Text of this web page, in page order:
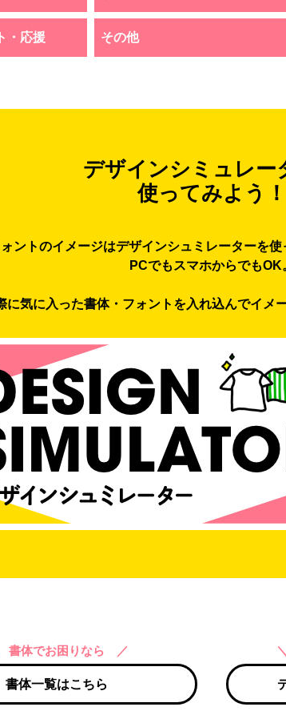
・応援 その他
デザインシミュレー
使ってみよう！
ントのイメージはデザインシュミレーターを使
PCでもスマホからでもOK
に気に入った書体・フォントを入れ込んでイメ
書体でお困りなら ／
書体一覧はこちら